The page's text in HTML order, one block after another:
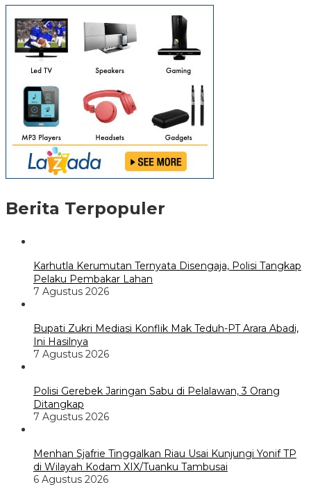
Berita Terpopuler
Karhutla Kerumutan Ternyata Disengaja, Polisi Tangkap
Pelaku Pembakar Lahan
7 Agustus 2026
Bupati Zukri Mediasi Konflik Mak Teduh-PT Arara Abadi,
Ini Hasilnya
7 Agustus 2026
Polisi Gerebek Jaringan Sabu di Pelalawan, 3 Orang
Ditangkap
7 Agustus 2026
Menhan Sjafrie Tinggalkan Riau Usai Kunjungi Yonif TP
di Wilayah Kodam XIX/Tuanku Tambusai
6 Agustus 2026